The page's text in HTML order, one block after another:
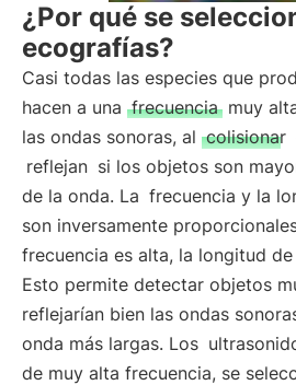
¿Por qué se
ecografías?
Casi todas las especies que
hacen a una frecuencia muy
las ondas sonoras, al colisionar
reflejan si los objetos son
de la onda. La frecuencia y la
son inversamente
frecuencia es alta, la longitud
Esto permite detectar objetos
reflejarían bien las ondas
onda más largas. Los
de muy alta frecuencia, se